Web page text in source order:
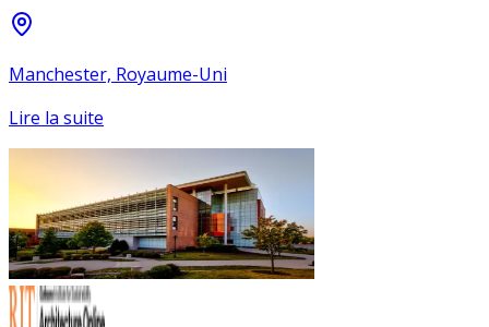
Manchester, Royaume-Uni
Lire la suite